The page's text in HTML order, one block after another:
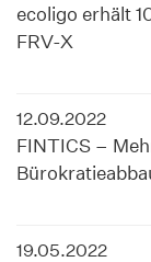
ecoligo erhält
FRV-X
12.09.2022
FINTICS –
19.05.2022